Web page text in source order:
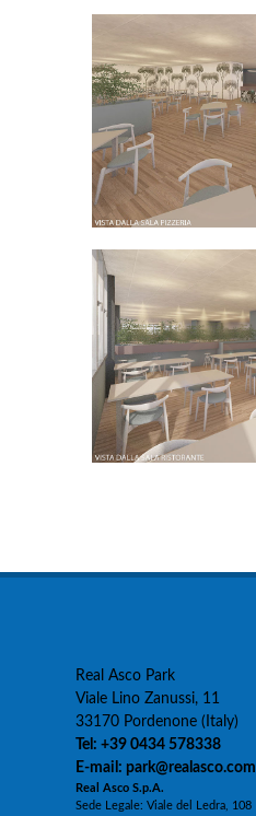
Real Asco Park
Viale Lino Zanussi, 11
33170 Pordenone (Italy)
Tel: +39 0434 578338
E-mail: park@realasco.com
Real Asco S.p.A.
Sede Legale: Viale del Ledra, 108